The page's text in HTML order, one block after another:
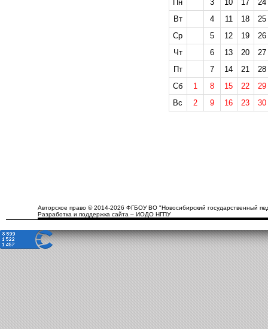
Пн
3 10 17
24
Вт
4 11 18
25
Ср
5 12 19
26
Чт
6 13 20
27
Пт
7 14 21
28
Сб
1 8 15 22
29
Вс
2 9 16 23 30
Авторское право © 2014-2026 ФГБОУ ВО "Новосибирский государственный
Разработка и поддержка сайта – ИОДО НГПУ